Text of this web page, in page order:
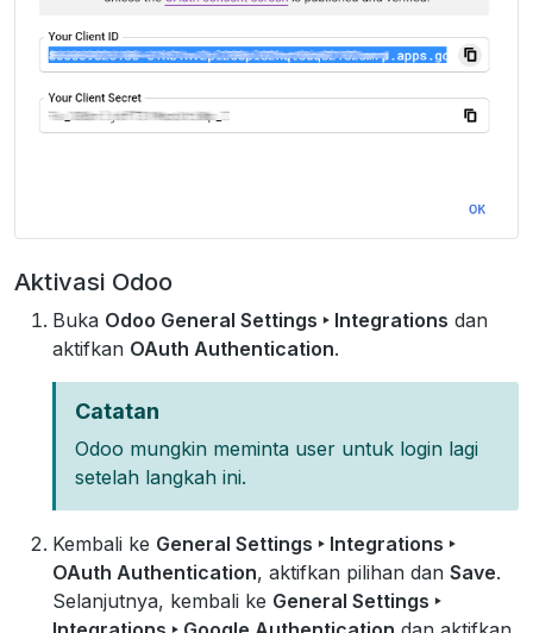
Aktivasi Odoo
Buka Odoo General Settings ‣ Integrations dan
aktifkan OAuth Authentication.
Catatan
Odoo mungkin meminta user untuk login lagi
setelah langkah ini.
Kembali ke General Settings ‣ Integrations ‣
OAuth Authentication, aktifkan pilihan dan Save.
Selanjutnya, kembali ke General Settings ‣